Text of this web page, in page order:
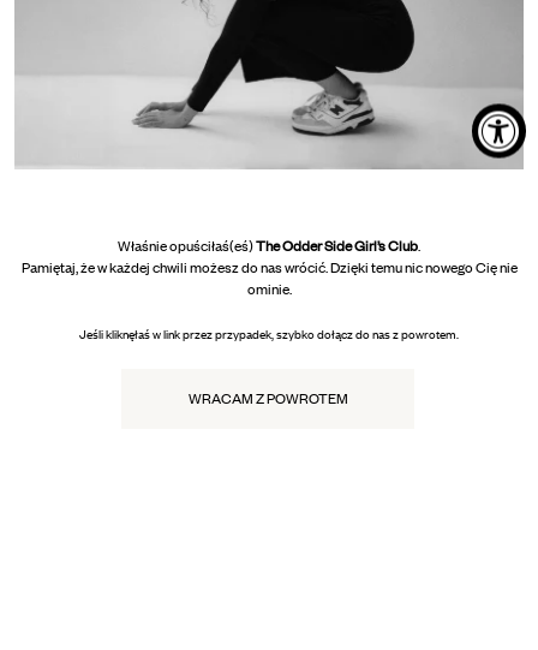
Właśnie opuściłaś(eś)The Odder Side Girl’s Club.
Pamiętaj, że w każdej chwili możesz do nas wrócić. Dzięki temu nic nowego Cię nie
ominie.
Jeśli kliknęłaś w link przez przypadek, szybko dołącz do nas z powrotem.
WRACAM Z POWROTEM